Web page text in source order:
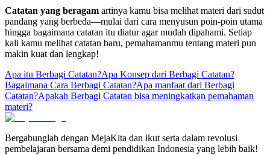
Catatan yang beragam artinya kamu bisa melihat materi dari sudut
pandang yang berbeda—mulai dari cara menyusun poin-poin utama
hingga bagaimana catatan itu diatur agar mudah dipahami. Setiap
kali kamu melihat catatan baru, pemahamanmu tentang materi pun
makin kuat dan lengkap!
Apa itu Berbagi Catatan?Apa Konsep dari Berbagi Catatan?
Bagaimana Cara Berbagi Catatan?Apa manfaat dari Berbagi
Catatan?Apakah Berbagi Catatan bisa meningkatkan pemahaman
materi?
Bergabunglah dengan MejaKita dan ikut serta dalam revolusi
pembelajaran bersama demi pendidikan Indonesia yang lebih baik!